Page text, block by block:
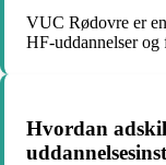
VUC Rødovre er
HF-uddannelser og
Hvordan